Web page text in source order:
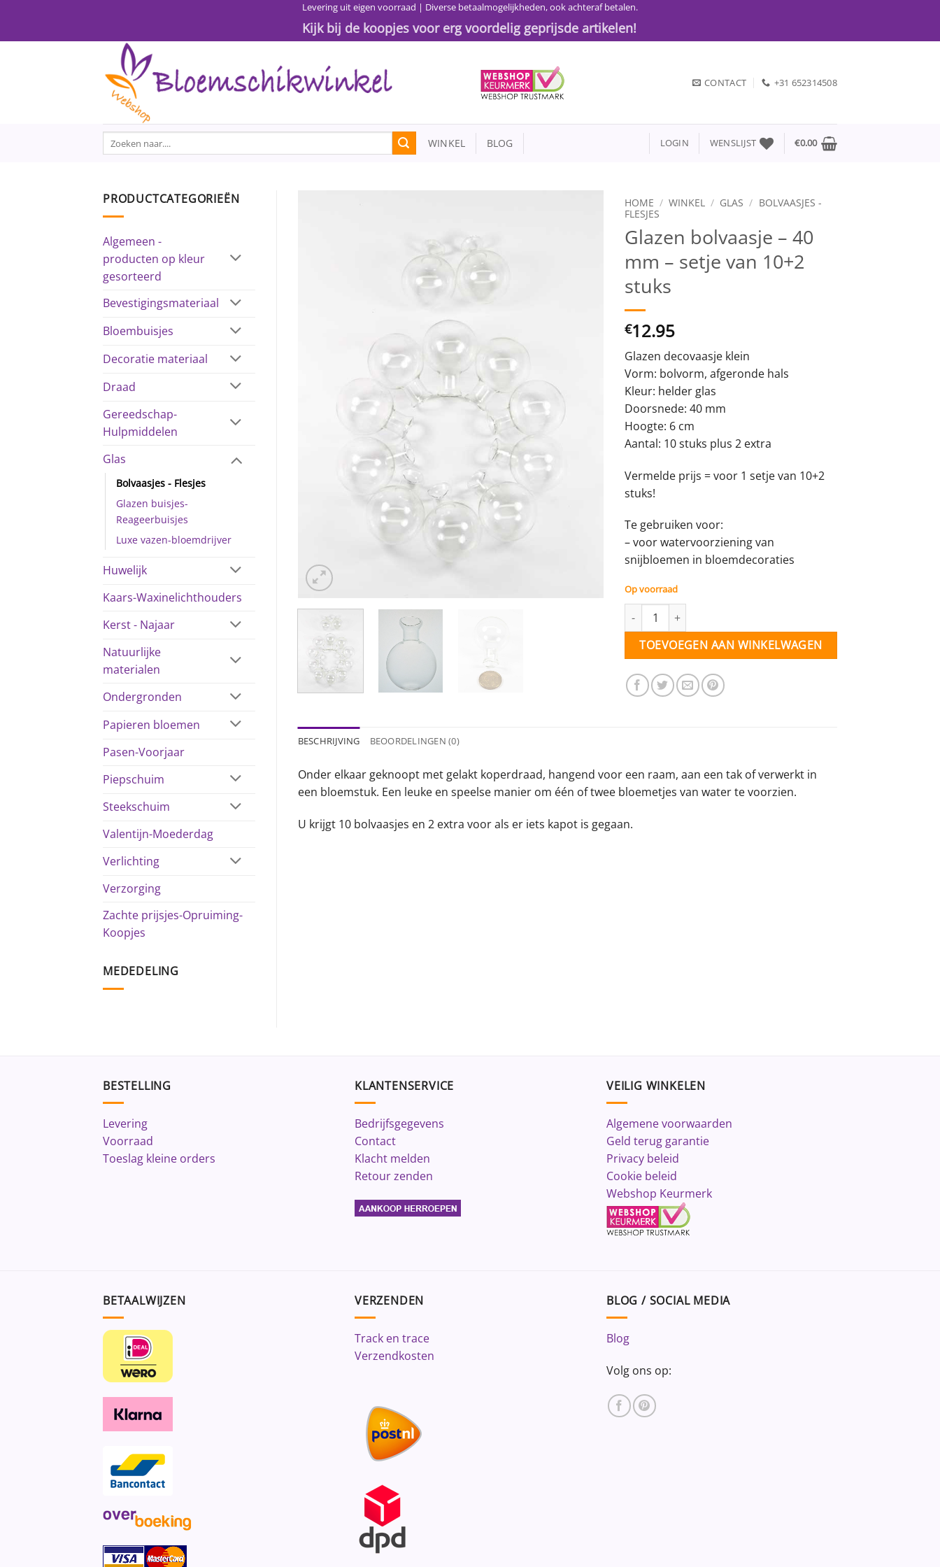
inhoud
Levering uit eigen voorraad | Diverse betaalmogelijkheden, ook achteraf betalen.
Kijk bij de koopjes voor erg voordelig geprijsde artikelen!
CONTACT +31 652314508
Zoeken
naar:
WINKEL BLOG LOGIN WENSLIJST €0.00
PRODUCTCATEGORIEËN
Algemeen -
producten op kleur
gesorteerd
Bevestigingsmateriaal
Bloembuisjes
Decoratie materiaal
Draad
Gereedschap-
Hulpmiddelen
Glas
Bolvaasjes - Flesjes
Glazen buisjes-
Reageerbuisjes
Luxe vazen-bloemdrijver
Huwelijk
Kaars-Waxinelichthouders
Kerst - Najaar
Natuurlijke
materialen
Ondergronden
Papieren bloemen
Pasen-Voorjaar
Piepschuim
Steekschuim
Valentijn-Moederdag
Verlichting
Verzorging
Zachte prijsjes-Opruiming-
Koopjes
MEDEDELING
HOME / WINKEL / GLAS / BOLVAASJES -
FLESJES
Glazen bolvaasje – 40
mm – setje van 10+2
stuks
€12.95
Glazen decovaasje klein
Vorm: bolvorm, afgeronde hals
Kleur: helder glas
Doorsnede: 40 mm
Hoogte: 6 cm
Aantal: 10 stuks plus 2 extra
Vermelde prijs = voor 1 setje van 10+2
stuks!
Te gebruiken voor:
– voor watervoorziening van
snijbloemen in bloemdecoraties
Op voorraad
Glazen bolvaasje - 40 mm - setje van 10+2 stuks aantal
TOEVOEGEN AAN WINKELWAGEN
BESCHRIJVING BEOORDELINGEN (0)
Onder elkaar geknoopt met gelakt koperdraad, hangend voor een raam, aan een tak of verwerkt in
een bloemstuk. Een leuke en speelse manier om één of twee bloemetjes van water te voorzien.
U krijgt 10 bolvaasjes en 2 extra voor als er iets kapot is gegaan.
BESTELLING
Levering
Voorraad
Toeslag kleine orders
KLANTENSERVICE
Bedrijfsgegevens
Contact
Klacht melden
Retour zenden
VEILIG WINKELEN
Algemene voorwaarden
Geld terug garantie
Privacy beleid
Cookie beleid
Webshop Keurmerk
BETAALWIJZEN VERZENDEN
Track en trace
Verzendkosten
BLOG / SOCIAL MEDIA
Blog
Volg ons op: